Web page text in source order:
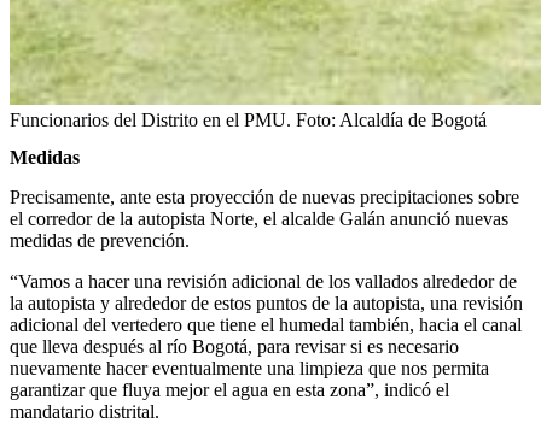
Funcionarios del Distrito en el PMU. Foto: Alcaldía de Bogotá
Medidas
Precisamente, ante esta proyección de nuevas precipitaciones sobre
el corredor de la autopista Norte, el alcalde Galán anunció nuevas
medidas de prevención.
“Vamos a hacer una revisión adicional de los vallados alrededor de
la autopista y alrededor de estos puntos de la autopista, una revisión
adicional del vertedero que tiene el humedal también, hacia el canal
que lleva después al río Bogotá, para revisar si es necesario
nuevamente hacer eventualmente una limpieza que nos permita
garantizar que fluya mejor el agua en esta zona”, indicó el
mandatario distrital.